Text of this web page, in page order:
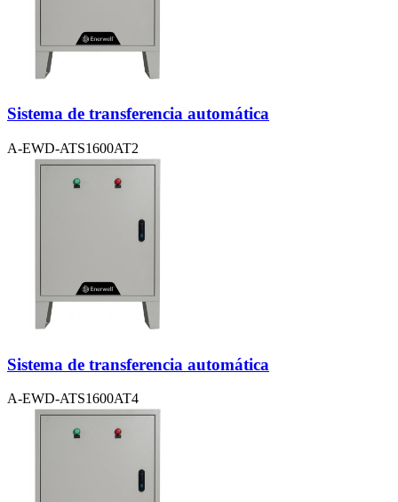
Sistema de transferencia automática
A-EWD-ATS1600AT2
Sistema de transferencia automática
A-EWD-ATS1600AT4